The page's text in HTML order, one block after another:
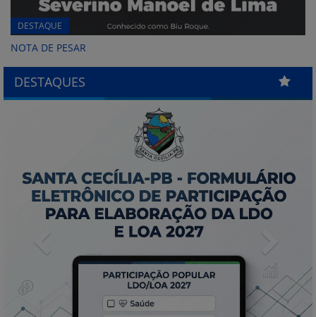
DESTAQUE
NOTA DE PESAR
DESTAQUES